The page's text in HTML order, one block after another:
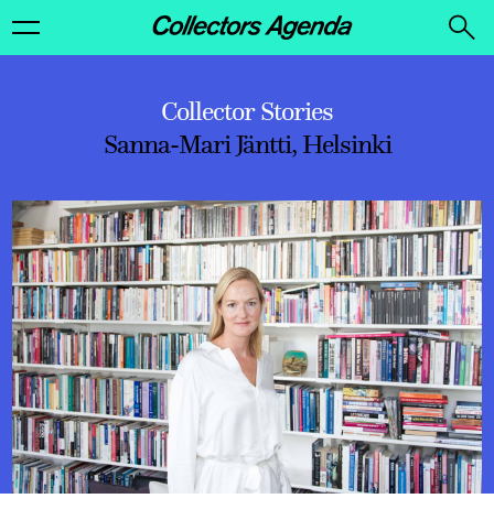
Sanna-Mari Jäntti, Helsinki
Collector Stories